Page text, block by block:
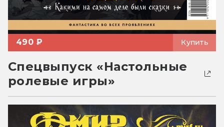
490 ₽ Купить
Спецвыпуск «Настольные
ролевые игры»